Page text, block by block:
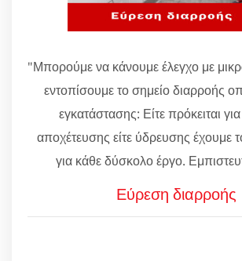
"Μπορούμε να κάνουμε έλεγχο με
εντοπίσουμε το σημείο διαρροής
εγκατάστασης: Είτε πρόκειται
αποχέτευσης είτε ύδρευσης έχουμε
για κάθε δύσκολο έργο.
Εύρεση διαρροής